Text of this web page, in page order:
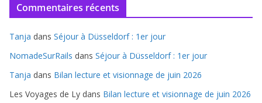
Commentaires récents
Tanja dans Séjour à Düsseldorf : 1er jour
NomadeSurRails dans Séjour à Düsseldorf : 1er jour
Tanja dans Bilan lecture et visionnage de juin 2026
Les Voyages de Ly dans Bilan lecture et visionnage de juin 2026